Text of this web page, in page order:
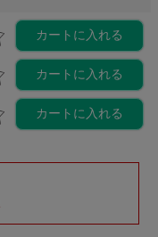
カートに入れる
カートに入れる
カートに入れる